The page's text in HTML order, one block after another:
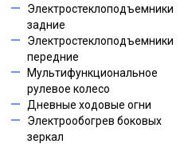
Электростеклоподъемники
задние
Электростеклоподъемники
передние
Мультифункциональное
рулевое колесо
Дневные ходовые огни
Электрообогрев боковых
зеркал